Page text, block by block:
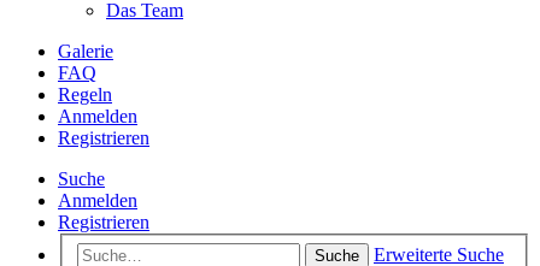
Das Team
Galerie
FAQ
Regeln
Anmelden
Registrieren
Suche
Anmelden
Registrieren
Suche Erweiterte Suche